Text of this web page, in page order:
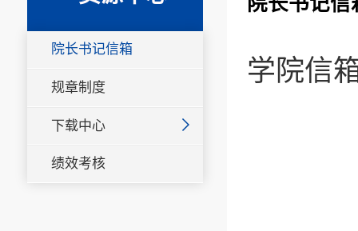
院长书记信箱
规章制度
下载中心
绩效考核
学院信